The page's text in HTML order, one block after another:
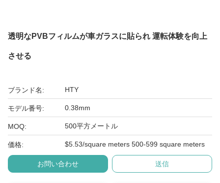
透明なPVBフィルムが車ガラスに貼られ 運転体験を向上
させる
ブランド名: HTY
モデル番号: 0.38mm
MOQ: 500平方メートル
価格: $5.53/square meters 500-599 square meters
お問い合わせ 送信